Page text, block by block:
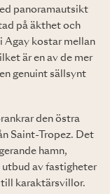
panoramautsikt
på äkthet och
Agay kostar mellan
är en av de mer
genuint sällsynt
den östra
Saint-Tropez. Det
hamn,
av fastigheter
till karaktärsvillor.